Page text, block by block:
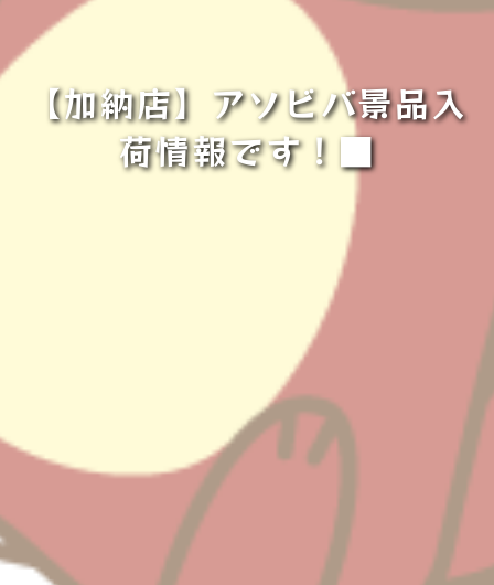
【加納店】アソビバ景品入
荷情報です！■